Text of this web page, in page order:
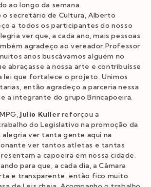
ao longo da semana.
o secretário de Cultura, Alberto
a todos os participantes do nosso
ver que, a cada ano, mais pessoas
agradeço ao vereador Professor
anos buscávamos alguém no
abraçasse a nossa arte e contribuísse
lei que fortalece o projeto. Unimos
então agradeço a parceria nessa
a integrante do grupo Brincapoeira.
Julio Kuller reforçou a
do Legislativo na promoção da
alegria ver tanta gente aqui na
ver tantos atletas e tantas
a capoeira em nossa cidade.
para que, a cada dia, a Câmara
e transparente, então fico muito